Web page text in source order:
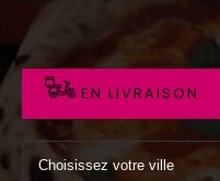
LA CARTE
VOTRE COMPTE
NOTRE RESTAURANT
VOS AVIS
EN LIVRAISON